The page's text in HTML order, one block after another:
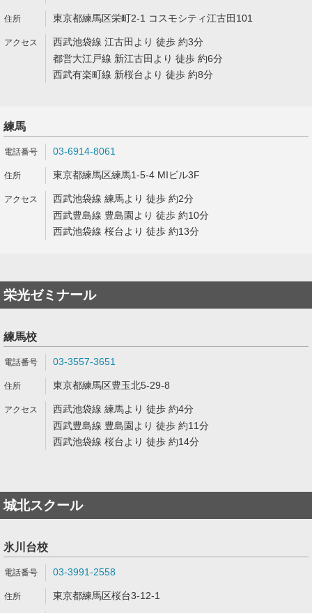
東京都練馬区栄町2-1 コスモシティ江古田101
西武池袋線 江古田より 徒歩 約3分
都営大江戸線 新江古田より 徒歩 約6分
西武有楽町線 新桜台より 徒歩 約8分
練馬
03-6914-8061
東京都練馬区練馬1-5-4 MIビル3F
西武池袋線 練馬より 徒歩 約2分
西武豊島線 豊島園より 徒歩 約10分
西武池袋線 桜台より 徒歩 約13分
栄光ゼミナール
練馬校
03-3557-3651
東京都練馬区豊玉北5-29-8
西武池袋線 練馬より 徒歩 約4分
西武豊島線 豊島園より 徒歩 約11分
西武池袋線 桜台より 徒歩 約14分
城北スクール
氷川台校
03-3991-2558
東京都練馬区桜台3-12-1